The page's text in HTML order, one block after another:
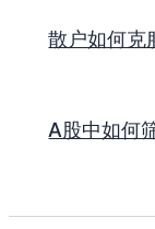
散户如何克
A股中如何